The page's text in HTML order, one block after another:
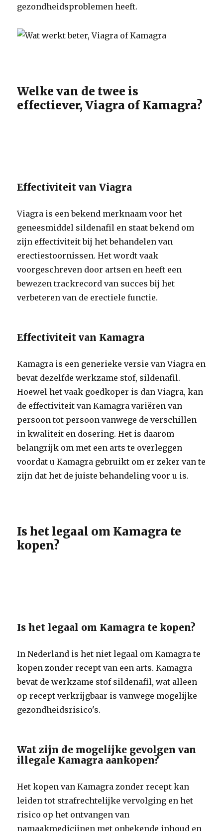
gezondheidsproblemen heeft.
Welke van de twee is
effectiever, Viagra of Kamagra?
Effectiviteit van Viagra
Viagra is een bekend merknaam voor het
geneesmiddel sildenafil en staat bekend om
zijn effectiviteit bij het behandelen van
erectiestoornissen. Het wordt vaak
voorgeschreven door artsen en heeft een
bewezen trackrecord van succes bij het
verbeteren van de erectiele functie.
Effectiviteit van Kamagra
Kamagra is een generieke versie van Viagra en
bevat dezelfde werkzame stof, sildenafil.
Hoewel het vaak goedkoper is dan Viagra, kan
de effectiviteit van Kamagra variëren van
persoon tot persoon vanwege de verschillen
in kwaliteit en dosering. Het is daarom
belangrijk om met een arts te overleggen
voordat u Kamagra gebruikt om er zeker van te
zijn dat het de juiste behandeling voor u is.
Is het legaal om Kamagra te
kopen?
Is het legaal om Kamagra te kopen?
In Nederland is het niet legaal om Kamagra te
kopen zonder recept van een arts. Kamagra
bevat de werkzame stof sildenafil, wat alleen
op recept verkrijgbaar is vanwege mogelijke
gezondheidsrisico's.
Wat zijn de mogelijke gevolgen van
illegale Kamagra aankopen?
Het kopen van Kamagra zonder recept kan
leiden tot strafrechtelijke vervolging en het
risico op het ontvangen van
namaakmedicijnen met onbekende inhoud en